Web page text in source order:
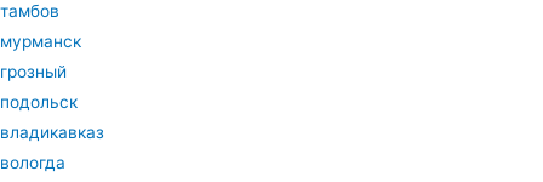
тамбов
мурманск
грозный
подольск
владикавказ
вологда